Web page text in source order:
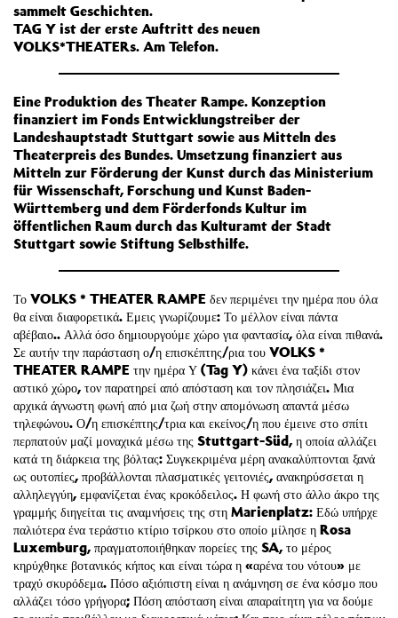
sammelt Geschichten.
TAG Y ist der erste Auftritt des neuen
VOLKS*THEATERs. Am Telefon.
Eine Produktion des Theater Rampe. Konzeption
finanziert im Fonds Entwicklungstreiber der
Landeshauptstadt Stuttgart sowie aus Mitteln des
Theaterpreis des Bundes. Umsetzung finanziert aus
Mitteln zur Förderung der Kunst durch das Ministerium
für Wissenschaft, Forschung und Kunst Baden-
Württemberg und dem Förderfonds Kultur im
öffentlichen Raum durch das Kulturamt der Stadt
Stuttgart sowie Stiftung Selbsthilfe.
Το VOLKS * THEATER RAMPE δεν περιμένει την ημέρα που όλα
θα είναι διαφορετικά. Εμεις γνωρίζουμε: Το μέλλον είναι πάντα
αβέβαιο.. Αλλά όσο δημιουργούμε χώρο για φαντασία, όλα είναι πιθανά.
Σε αυτήν την παράσταση ο/η επισκέπτης/ρια του VOLKS *
THEATER RAMPE την ημέρα Υ (Tag Y) κάνει ένα ταξίδι στον
αστικό χώρο, τον παρατηρεί από απόσταση και τον πλησιάζει. Μια
αρχικά άγνωστη φωνή από μια ζωή στην απομόνωση απαντά μέσω
τηλεφώνου. Ο/η επισκέπτης/τρια και εκείνος/η που έμεινε στο σπίτι
περπατούν μαζί μοναχικά μέσω της Stuttgart-Süd, η οποία αλλάζει
κατά τη διάρκεια της βόλτας: Συγκεκριμένα μέρη ανακαλύπτονται ξανά
ως ουτοπίες, προβάλλονται πλασματικές γειτονιές, ανακηρύσσεται η
αλληλεγγύη, εμφανίζεται ένας κροκόδειλος. Η φωνή στο άλλο άκρο της
γραμμής διηγείται τις αναμνήσεις της στη Marienplatz: Εδώ υπήρχε
παλιότερα ένα τεράστιο κτίριο τσίρκου στο οποίο μίλησε η Rosa
Luxemburg, πραγματοποιήθηκαν πορείες της SA, το μέρος
κηρύχθηκε βοτανικός κήπος και είναι τώρα η «αρένα του νότου» με
τραχύ σκυρόδεμα. Πόσο αξιόπιστη είναι η ανάμνηση σε ένα κόσμο που
αλλάζει τόσο γρήγορα; Πόση απόσταση είναι απαραίτητη για να δούμε